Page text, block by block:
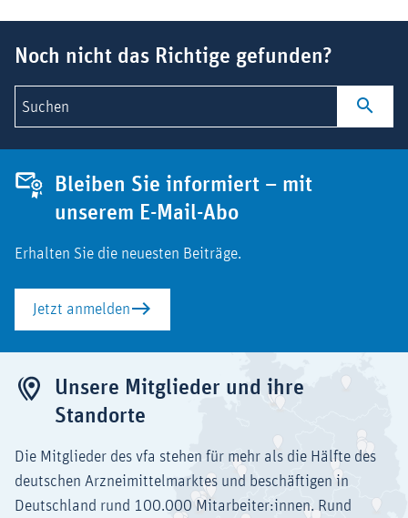
Noch nicht das Richtige gefunden?
Suchen
Bleiben Sie informiert – mit
unserem E-Mail-Abo
Erhalten Sie die neuesten Beiträge.
Jetzt anmelden
Unsere Mitglieder und ihre
Standorte
Die Mitglieder des vfa stehen für mehr als die Hälfte des
deutschen Arzneimittelmarktes und beschäftigen in
Deutschland rund 100.000 Mitarbeiter:innen. Rund